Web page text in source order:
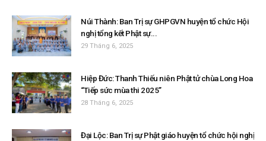
Núi Thành: Ban Trị sự GHPGVN huyện tổ chức Hội
nghị tổng kết Phật sự...
29 Tháng 6, 2025
Hiệp Đức: Thanh Thiếu niên Phật tử chùa Long Hoa
“Tiếp sức mùa thi 2025”
28 Tháng 6, 2025
Đại Lộc: Ban Trị sự Phật giáo huyện tổ chức hội nghị